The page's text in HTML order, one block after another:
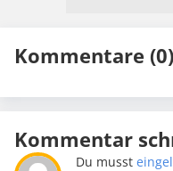
Kommentare (0)
Kommentar
Du musst